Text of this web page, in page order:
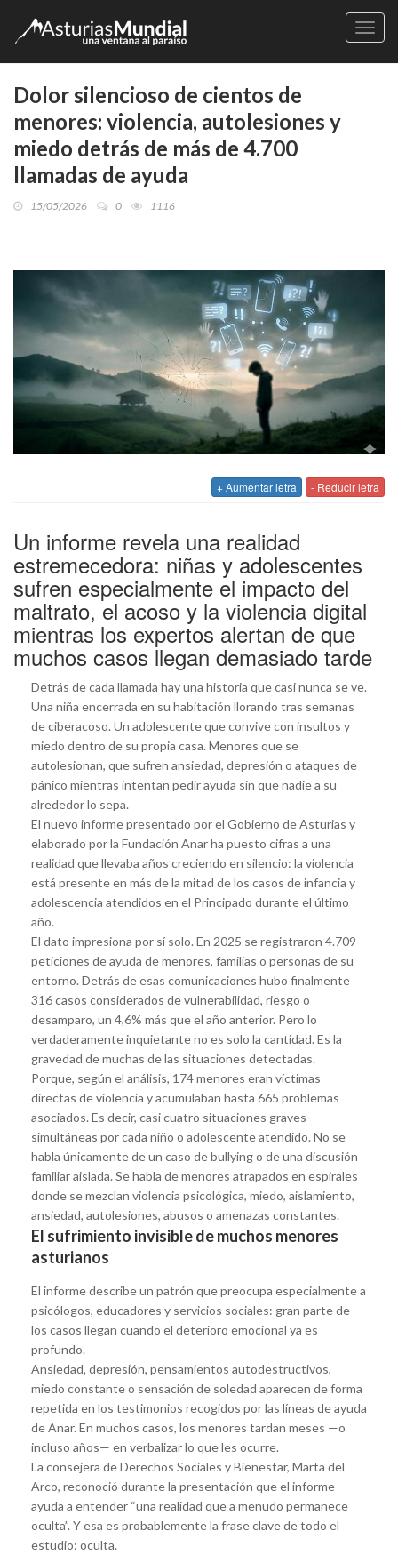
Dolor silencioso de cientos de
menores: violencia, autolesiones y
miedo detrás de más de 4.700
llamadas de ayuda
15/05/2026 0 1116
+ Aumentar letra - Reducir letra
Un informe revela una realidad
estremecedora: niñas y adolescentes
sufren especialmente el impacto del
maltrato, el acoso y la violencia digital
mientras los expertos alertan de que
muchos casos llegan demasiado tarde
Detrás de cada llamada hay una historia que casi nunca se ve.
Una niña encerrada en su habitación llorando tras semanas
de ciberacoso. Un adolescente que convive con insultos y
miedo dentro de su propia casa. Menores que se
autolesionan, que sufren ansiedad, depresión o ataques de
pánico mientras intentan pedir ayuda sin que nadie a su
alrededor lo sepa.
El nuevo informe presentado por el Gobierno de Asturias y
elaborado por la Fundación Anar ha puesto cifras a una
realidad que llevaba años creciendo en silencio: la violencia
está presente en más de la mitad de los casos de infancia y
adolescencia atendidos en el Principado durante el último
año.
El dato impresiona por sí solo. En 2025 se registraron 4.709
peticiones de ayuda de menores, familias o personas de su
entorno. Detrás de esas comunicaciones hubo finalmente
316 casos considerados de vulnerabilidad, riesgo o
desamparo, un 4,6% más que el año anterior. Pero lo
verdaderamente inquietante no es solo la cantidad. Es la
gravedad de muchas de las situaciones detectadas.
Porque, según el análisis, 174 menores eran víctimas
directas de violencia y acumulaban hasta 665 problemas
asociados. Es decir, casi cuatro situaciones graves
simultáneas por cada niño o adolescente atendido. No se
habla únicamente de un caso de bullying o de una discusión
familiar aislada. Se habla de menores atrapados en espirales
donde se mezclan violencia psicológica, miedo, aislamiento,
ansiedad, autolesiones, abusos o amenazas constantes.
El sufrimiento invisible de muchos menores
asturianos
El informe describe un patrón que preocupa especialmente a
psicólogos, educadores y servicios sociales: gran parte de
los casos llegan cuando el deterioro emocional ya es
profundo.
Ansiedad, depresión, pensamientos autodestructivos,
miedo constante o sensación de soledad aparecen de forma
repetida en los testimonios recogidos por las líneas de ayuda
de Anar. En muchos casos, los menores tardan meses —o
incluso años— en verbalizar lo que les ocurre.
La consejera de Derechos Sociales y Bienestar, Marta del
Arco, reconoció durante la presentación que el informe
ayuda a entender “una realidad que a menudo permanece
oculta”. Y esa es probablemente la frase clave de todo el
estudio: oculta.